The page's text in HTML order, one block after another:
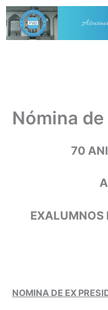
contenido
Nómina
70
EXALUMNOS
NOMINA DE EX